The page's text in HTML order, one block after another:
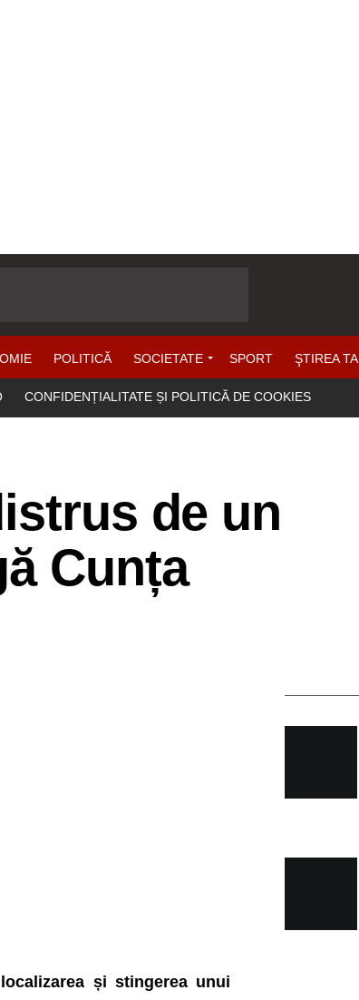
POLITICĂ SOCIETATE SPORT ŞTIREA TA
CONFIDENȚIALITATE ȘI POLITICĂ DE COOKIES
de un
Cunța
și stingerea unui